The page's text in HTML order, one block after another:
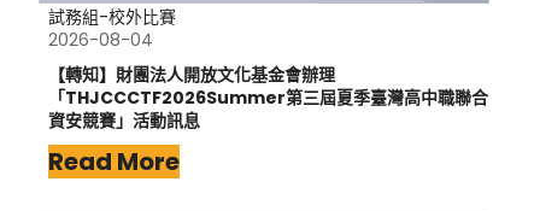
試務組-校外比賽
2026-08-04
【轉知】財團法人開放文化基金會辦理
「THJCCCTF2026Summer第三屆夏季臺灣高中職聯合
資安競賽」活動訊息
Read More